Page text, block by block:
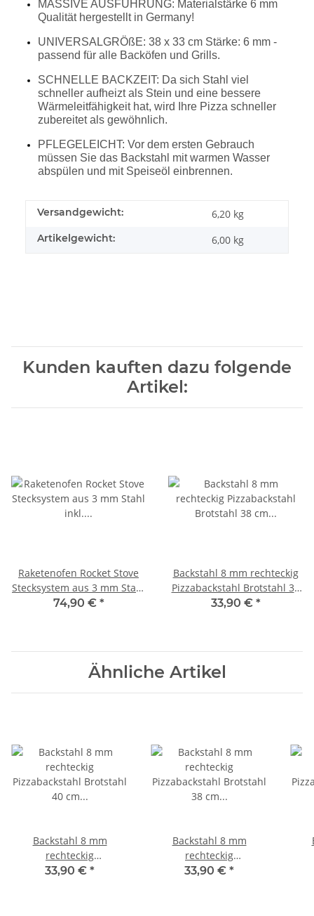
MASSIVE AUSFÜHRUNG: Materialstärke 6 mm
Qualität hergestellt in Germany!
UNIVERSALGRÖßE: 38 x 33 cm Stärke: 6 mm -
passend für alle Backöfen und Grills.
SCHNELLE BACKZEIT: Da sich Stahl viel
schneller aufheizt als Stein und eine bessere
Wärmeleitfähigkeit hat, wird Ihre Pizza schneller
zubereitet als gewöhnlich.
PFLEGELEICHT: Vor dem ersten Gebrauch
müssen Sie das Backstahl mit warmen Wasser
abspülen und mit Speiseöl einbrennen.
Versandgewicht: 6,20 kg
Artikelgewicht: 6,00 kg
Kunden kauften dazu folgende
Artikel:
Raketenofen Rocket Stove
Stecksystem aus 3 mm Stahl
inkl. Grillplatte
74,90 € *
Backstahl 8 mm rechteckig
Pizzabackstahl Brotstahl 38
cm x 33 cm
33,90 € *
Ähnliche Artikel
Backstahl 8 mm
rechteckig
Pizzabackstahl Brotstahl
33,90 € *
Backstahl 8 mm
rechteckig
Pizzabackstahl Brotstahl
33,90 € *